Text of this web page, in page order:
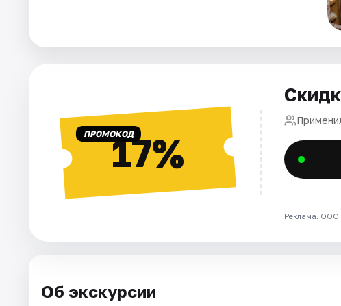
ПРОМОКОД17%
Реклама. ООО
Об экскурсии